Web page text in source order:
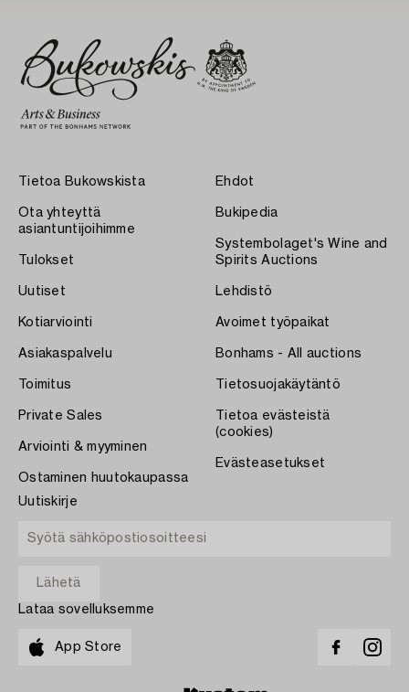
Tietoa Bukowskista
Ota yhteyttä
asiantuntijoihimme
Tulokset
Uutiset
Kotiarviointi
Asiakaspalvelu
Toimitus
Private Sales
Arviointi & myyminen
Ostaminen huutokaupassa
Ehdot
Bukipedia
Systembolaget's Wine and
Spirits Auctions
Lehdistö
Avoimet työpaikat
Bonhams - All auctions
Tietosuojakäytäntö
Tietoa evästeistä
(cookies)
Evästeasetukset
Uutiskirje
Lataa sovelluksemme
App Store